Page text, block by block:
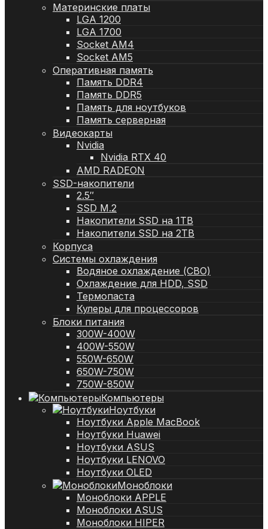
Материнские платы
LGA 1200
LGA 1700
Socket AM4
Socket AM5
Оперативная память
Память DDR4
Память DDR5
Память для ноутбуков
Память серверная
Видеокарты
Nvidia
Nvidia RTX 40
AMD RADEON
SSD-накопители
2.5″
SSD M.2
Накопители SSD на 1TB
Накопители SSD на 2TB
Корпуса
Системы охлаждения
Водяное охлаждение (СВО)
Охлаждение для HDD, SSD
Термопаста
Кулеры для процессоров
Блоки питания
300W-400W
400W-550W
550W-650W
650W-750W
750W-850W
Компьютеры
Ноутбуки
Ноутбуки Apple MacBook
Ноутбуки Huawei
Ноутбуки ASUS
Ноутбуки LENOVO
Ноутбуки OLED
Моноблоки
Моноблоки APPLE
Моноблоки ASUS
Моноблоки HIPER